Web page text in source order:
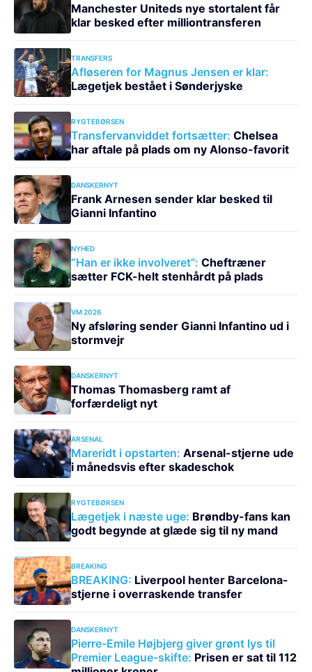
Manchester Uniteds nye stortalent får
klar besked efter milliontransferen
TRANSFERS
Afløseren for Magnus Jensen er klar:
Lægetjek bestået i Sønderjyske
RYGTEBØRSEN
Transfervanviddet fortsætter: Chelsea
har aftale på plads om ny Alonso-favorit
DANSKERNYT
Frank Arnesen sender klar besked til
Gianni Infantino
NYHED
“Han er ikke involveret”: Cheftræner
sætter FCK-helt stenhårdt på plads
VM 2026
Ny afsløring sender Gianni Infantino ud i
stormvejr
DANSKERNYT
Thomas Thomasberg ramt af
forfærdeligt nyt
ARSENAL
Mareridt i opstarten: Arsenal-stjerne ude
i månedsvis efter skadeschok
RYGTEBØRSEN
Lægetjek i næste uge: Brøndby-fans kan
godt begynde at glæde sig til ny mand
BREAKING
BREAKING: Liverpool henter Barcelona-
stjerne i overraskende transfer
DANSKERNYT
Pierre-Emile Højbjerg giver grønt lys til
Premier League-skifte: Prisen er sat til 112